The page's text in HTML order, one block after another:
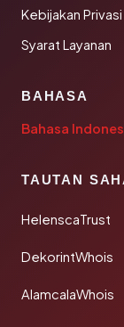
Kebijakan Privasi
Syarat Layanan
BAHASA
Bahasa
TAUTAN
HelenscaTrust
DekorintWhois
AlamcalaWhois